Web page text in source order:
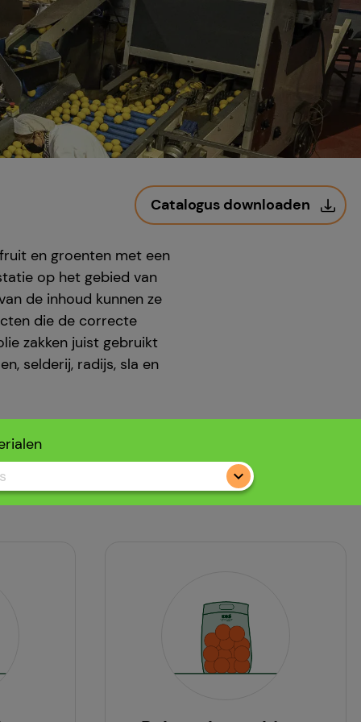
Catalogus downloaden
en groenten met een
op het gebied van
de inhoud kunnen ze
die de correcte
zakken juist gebruikt
selderij, radijs, sla en